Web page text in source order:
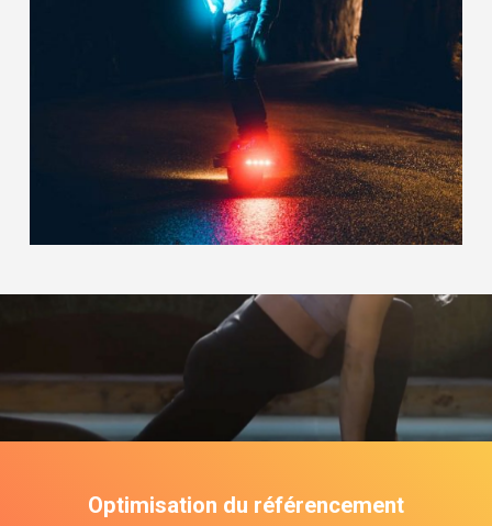
Optimisation du référencement